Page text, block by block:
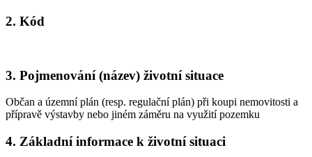
2. Kód
3. Pojmenování (název) životní situace
Občan a územní plán (resp. regulační plán) při koupi nemovitosti a
přípravě výstavby nebo jiném záměru na využití pozemku
4. Základní informace k životní situaci